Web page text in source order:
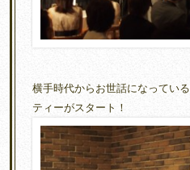
横手時代からお世話になってい
ティーがスタート！